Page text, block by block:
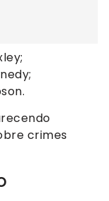
crimes